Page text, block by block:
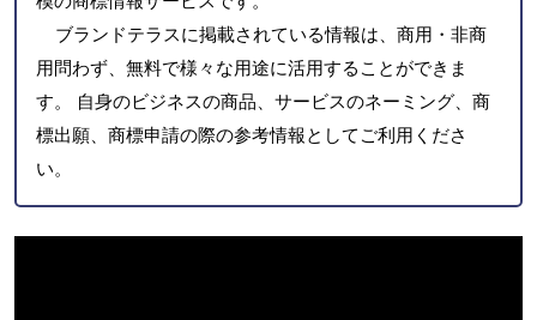
ブランドテラスに掲載されている情報は、商用・非商
用問わず、無料で様々な用途に活用することができま
す。 自身のビジネスの商品、サービスのネーミング、商
標出願、商標申請の際の参考情報としてご利用くださ
い。